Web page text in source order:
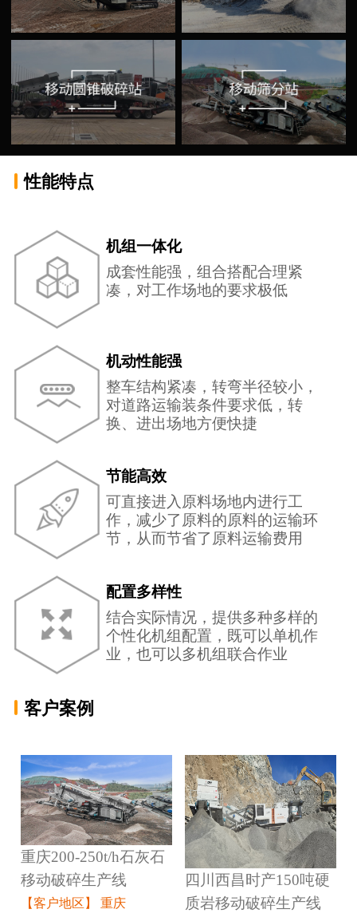
性能特点
机组一体化
成套性能强，组合搭配合理紧
凑，对工作场地的要求极低
机动性能强
整车结构紧凑，转弯半径较小，
对道路运输装条件要求低，转
换、进出场地方便快捷
节能高效
可直接进入原料场地内进行工
作，减少了原料的原料的运输环
节，从而节省了原料运输费用
配置多样性
结合实际情况，提供多种多样的
个性化机组配置，既可以单机作
业，也可以多机组联合作业
客户案例
重庆200-250t/h石灰石
移动破碎生产线
【客户地区】 重庆
四川西昌时产150吨硬
质岩移动破碎生产线